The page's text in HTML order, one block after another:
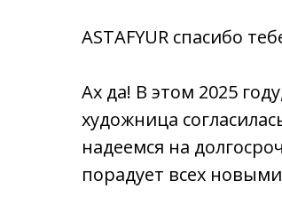
ASTAFYUR спасибо
Ах да! В этом 2025
художница
надеемся на
порадует всех